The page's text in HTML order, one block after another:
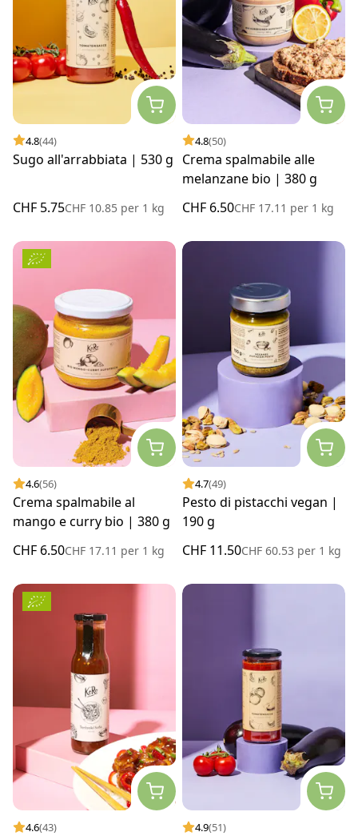
4.8(44)
Sugo all'arrabbiata | 530 g
CHF 5.75CHF 10.85 per 1 kg
4.8(50)
Crema spalmabile alle
melanzane bio | 380 g
CHF 6.50CHF 17.11 per 1 kg
4.6(56)
Crema spalmabile al
mango e curry bio | 380 g
CHF 6.50CHF 17.11 per 1 kg
4.7(49)
Pesto di pistacchi vegan |
190 g
CHF 11.50CHF 60.53 per 1 kg
4.6(43) 4.9(51)